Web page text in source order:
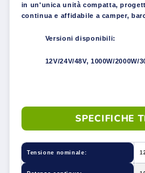
in un'unica unità compatta,
continua e affidabile a camper,
Versioni disponibili:
12V/24V/48V, 1000W/2000W/
SPECIFICHE
Tensione nominale: